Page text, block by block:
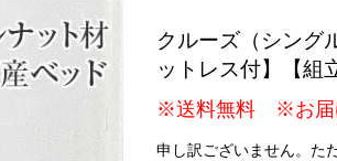
クルーズ（シング
ットレス付】【組
※送料無料 ※お届
申し訳ございません。た